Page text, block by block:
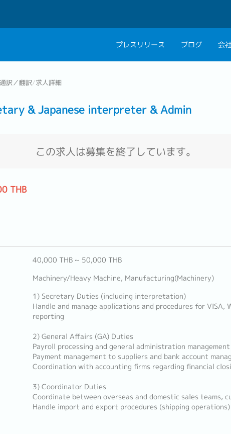
プレスリリース ブログ 会
通訳／翻訳/求人詳細
& Japanese interpreter & Admin
この求人は募集を終了しています。
THB
40,000 THB ~ 50,000 THB
Machinery/Heavy Machine, Manufacturing(Machinery)
1) Secretary Duties (including interpretation)
Handle and manage applications and procedures for VISA,
reporting
2) General Affairs (GA) Duties
Payroll processing and general administration management
Payment management to suppliers and bank account
Coordination with accounting firms regarding financial
3) Coordinator Duties
Coordinate between overseas and domestic sales teams,
Handle import and export procedures (shipping operations)